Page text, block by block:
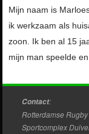
Mijn naam is
ik werkzaam als
zoon. Ik ben al 15
mijn man speelde
Contact:
Rotterdamse
Sportcomplex